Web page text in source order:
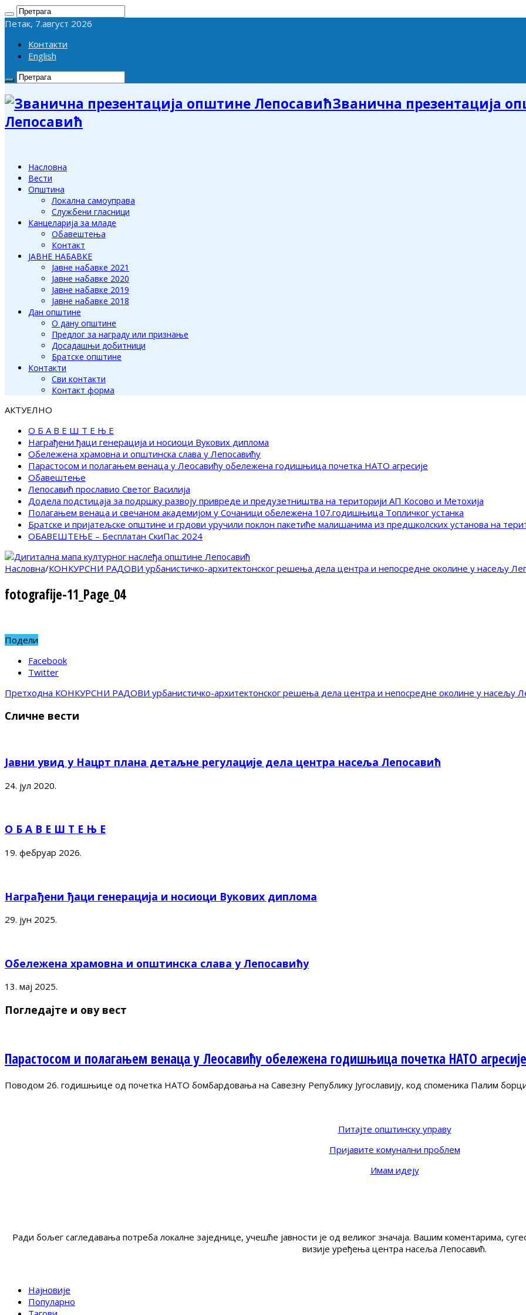
Петак, 7.август 2026
Контакти
English
Званична презентација
Лепосавић
Насловна
Вести
Општина
Локална самоуправа
Службени гласници
Канцеларија за младе
Обавештења
Контакт
ЈАВНЕ НАБАВКЕ
Јавне набавке 2021
Јавне набавке 2020
Јавне набавке 2019
Јавне набавке 2018
Дан општине
О дану општине
Предлог за награду или признање
Досадашњи добитници
Братске општине
Контакти
Сви контакти
Контакт форма
АКТУЕЛНО
О Б А В Е Ш Т Е Њ Е
Награђени ђаци генерација и носиоци Вукових диплома
Обележена храмовна и општинска слава у Лепосавићу
Парастосом и полагањем венаца у Леосавићу обележена годишњица почетка НАТО агресије
Обавештење
Лепосавић прославио Светог Василија
Додела подстицаја за подршку развоју привреде и предузетништва на територији АП Косово и Метохија
Полагањем венаца и свечаном академијом у Сочаници обележена 107.годишњица Топличког устанка
Братске и пријатељске општине и грдови уручили поклон пакетиће малишанима из предшколских установа на
ОБАВЕШТЕЊЕ – Бесплатан СкиПас 2024
Насловна/КОНКУРСНИ РАДОВИ урбанистичко-архитектонског решења дела центра и непосредне околине у насељу
fotografije-11_Page_04
Подели
Facebook
Twitter
Претходна КОНКУРСНИ РАДОВИ урбанистичко-архитектонског решења дела центра и непосредне околине у насељу
Сличне вести
Јавни увид у Нацрт плана детаљне регулације дела центра насеља Лепосавић
24. јул 2020.
О Б А В Е Ш Т Е Њ Е
19. фебруар 2026.
Награђени ђаци генерација и носиоци Вукових диплома
29. јун 2025.
Обележена храмовна и општинска слава у Лепосавићу
13. мај 2025.
Погледајте и ову вест
Парастосом и полагањем венаца у Леосавићу обележена годишњица почетка НАТО агресије
Поводом 26. годишњице од почетка НАТО бомбардовања на Савезну Републику Југославију, код споменика Палим
Питајте општинску управу
Пријавите комунални проблем
Имам идеју
Ради бољег сагледавања потреба локалне заједнице, учешће јавности је од великог значаја. Вашим коментарима,
визије уређења центра насеља Лепосавић.
Најновије
Популарно